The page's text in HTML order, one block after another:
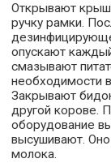
Открывают
ручку рамки.
опускают
смазывают
необходимости
Закрывают
другой корове.
оборудование
высушивают.
молока.